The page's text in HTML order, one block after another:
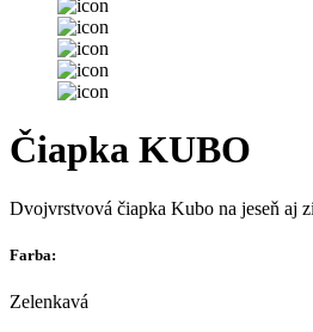
Čiapka KUBO
Dvojvrstvová čiapka Kubo na jeseň aj
Farba:
Zelenkavá